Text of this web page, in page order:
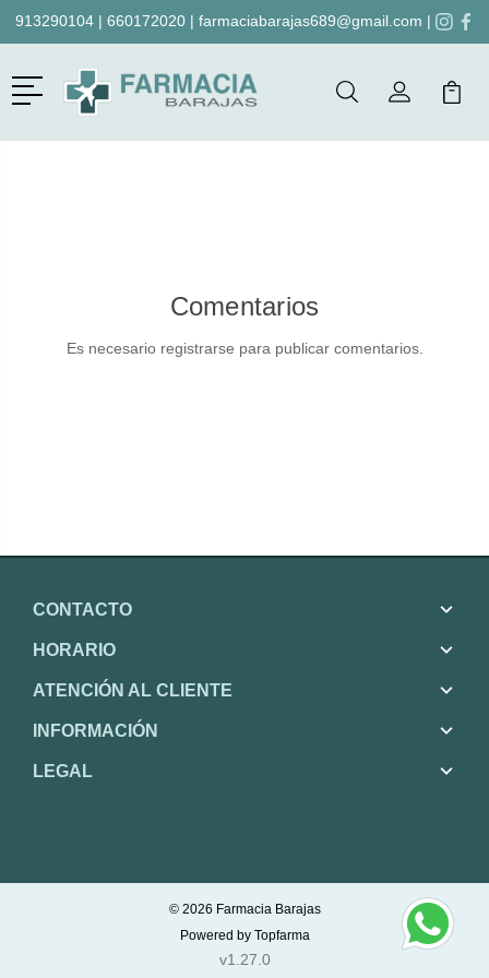
913290104| 660172020| farmaciabarajas689@gmail.com |
Menú
BuscarMi Cuenta
Mi
Comentarios
Es necesario registrarse para publicar comentarios.
CONTACTO
HORARIO
ATENCIÓN AL CLIENTE
INFORMACIÓN
LEGAL
© 2026 Farmacia Barajas
Powered by Topfarma
v1.27.0